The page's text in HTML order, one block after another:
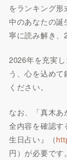
をランキング
中のあなたの
寧に読み解き、
2026年を充実
う、心を込め
ください。
なお、「真木
全内容を確認す
生日占い』（
円）が必要です。